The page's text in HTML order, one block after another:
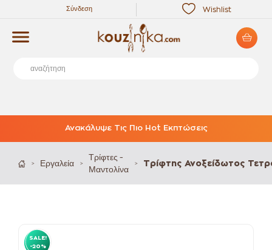
Wishlist
Σύνδεση
Ανακάλυψε Τις Πιο Hot Εκπτώσεις
> Εργαλεία >
Τρίφτες -
Μαντολίνα
> Τρίφτης Ανοξείδωτος
SALE!
-20%